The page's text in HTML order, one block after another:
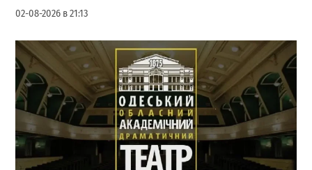
02-08-2026 в 21:13